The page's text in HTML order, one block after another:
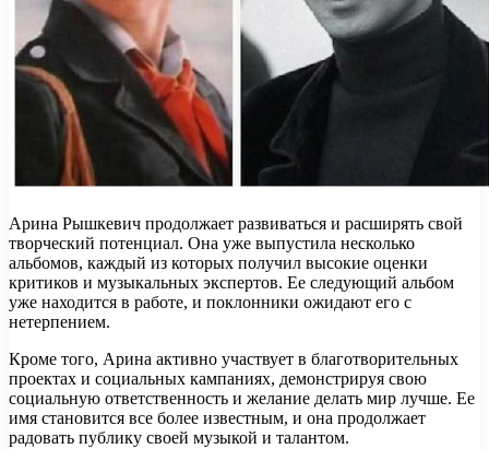
Арина Рышкевич продолжает развиваться и расширять свой
творческий потенциал. Она уже выпустила несколько
альбомов, каждый из которых получил высокие оценки
критиков и музыкальных экспертов. Ее следующий альбом
уже находится в работе, и поклонники ожидают его с
нетерпением.
Кроме того, Арина активно участвует в благотворительных
проектах и социальных кампаниях, демонстрируя свою
социальную ответственность и желание делать мир лучше. Ее
имя становится все более известным, и она продолжает
радовать публику своей музыкой и талантом.